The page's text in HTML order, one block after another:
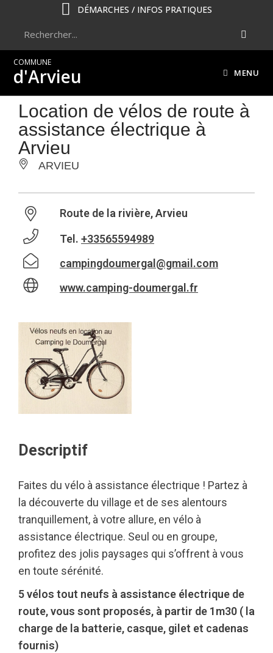
DÉMARCHES / INFOS PRATIQUES
COMMUNE
d'Arvieu MENU
Location de vélos de route à
assistance électrique à
Arvieu
ARVIEU
Route de la rivière, Arvieu
Tel. +33565594989
campingdoumergal@gmail.com
www.camping-doumergal.fr
Descriptif
Faites du vélo à assistance électrique ! Partez à
la découverte du village et de ses alentours
tranquillement, à votre allure, en vélo à
assistance électrique. Seul ou en groupe,
profitez des jolis paysages qui s’offrent à vous
en toute sérénité.
5 vélos tout neufs à assistance électrique de
route, vous sont proposés, à partir de 1m30 ( la
charge de la batterie, casque, gilet et cadenas
fournis)